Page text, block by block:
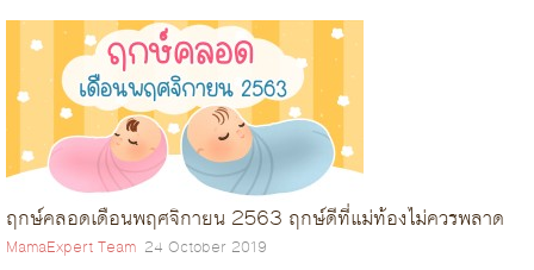
ฤกษ์คลอดเดือนพฤศจิกายน 2563 ฤกษ์ดีที่แม่ท้องไม่ควรพลาด
MamaExpert Team 24 October 2019